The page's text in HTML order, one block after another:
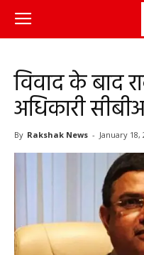
विवाद के बाद
अधिकारी
By Rakshak News - January 18,